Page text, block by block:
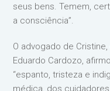
seus bens. Temem,
a consciência”.
O advogado de
Eduardo Cardozo,
“espanto, tristeza e
médica, dos